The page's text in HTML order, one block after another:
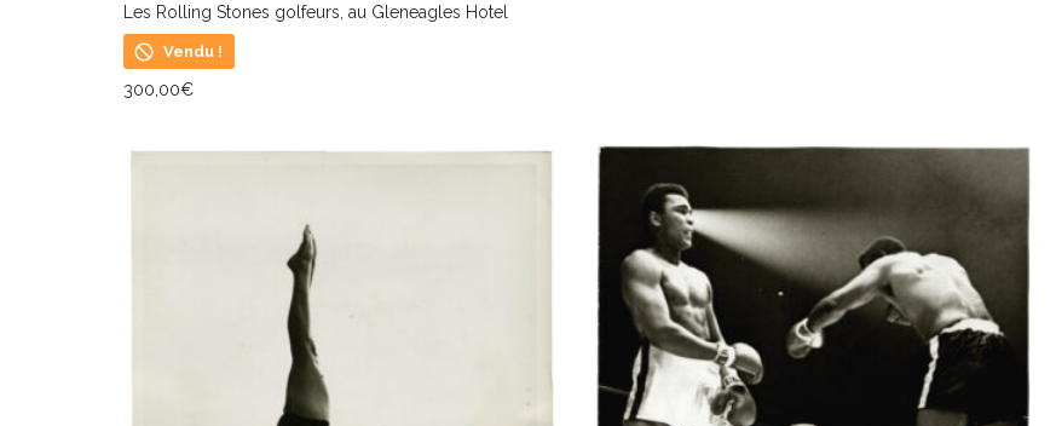
Les Rolling Stones golfeurs, au Gleneagles Hotel
Vendu !
300,00€